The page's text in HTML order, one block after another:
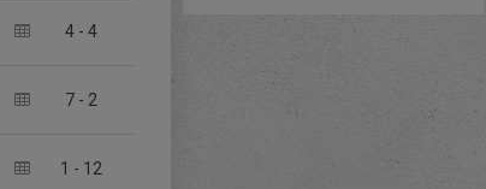
4 - 4
7 - 2
1 - 12